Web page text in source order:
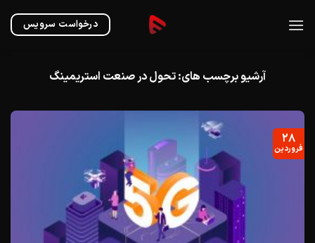
درخواست سرویس
آرشیو برچسب های:تحول در صنعت استریمینگ
۲۸
فروردین